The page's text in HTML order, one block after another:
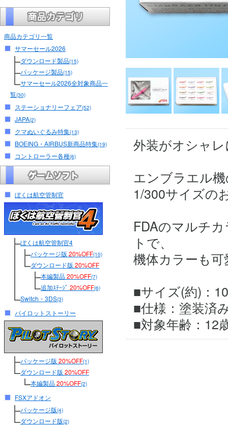
商品カテゴリ一覧
サマーセール2026
ダウンロード製品(15)
パッケージ製品(15)
サマーセール2026全対象商品一
覧(30)
ステーショナリーフェア(52)
JAPA(2)
クマぬいぐるみ特集(13)
BOEING・AIRBUS新商品特集(19)
コントローラー各種(6)
ぼくは航空管制官
ぼくは航空管制官4
パッケージ版 20%OFF(10)
ダウンロード版 20%OFF
本編製品20%OFF(7)
追加ｽﾃｰｼﾞ 20%OFF(6)
Switch・3DS(3)
パイロットストーリー
パッケージ版 20%OFF(1)
ダウンロード版 20%OFF
本編製品20%OFF(2)
FSXアドオン
パッケージ版(4)
ダウンロード版(2)
外装がオシャ
エンブラエル
1/300サイズの
FDAのマルチ
トで、
機体カラーも
■サイズ(約)：
■仕様：塗装済
■対象年齢：12